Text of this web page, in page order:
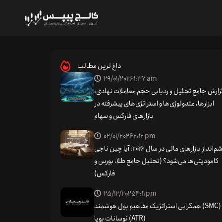
افزایش هفتگی دلار در پی قطعی سایبری
داغ ترین مطالب
29/01/20261:37 am
جامع تحلیل و ردیابی حجم معاملات نهادی:
ابزارها، متدولوژی‌ها و استراتژی‌های پیشرفته در
بازارهای فارکس و سهام
02/01/20262:12 pm
چشم‌انداز بازارهای مالی در سال ۲۰۲۶؛ آیا چین ناجی
کامودیتی‌ها می‌شود؟ (تحلیل جامع طلا، بورس و
فارکس)
25/12/20254:11 pm
همگرایی استراتژیک مفاهیم پول هوشمند (SMC) و
نوسانات پویا (ATR)